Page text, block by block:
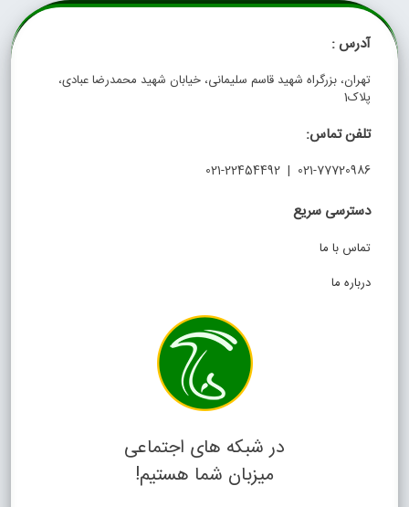
آدرس :
تهران، بزرگراه شهید قاسم سلیمانی، خیابان شهید محمدرضا عبادی،
پلاک1
تلفن تماس:
021-77720986 | 021-22454492
دسترسی سریع
تماس با ما
درباره ما
در شبکه های اجتماعی
میزبان شما هستیم!